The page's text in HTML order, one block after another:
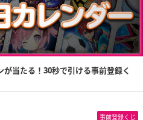
当たる！30秒で引ける事前登録く
事前登録くじ